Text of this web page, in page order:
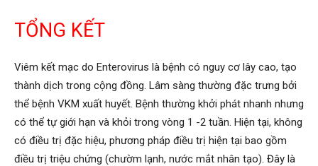
TỔNG KẾT
Viêm kết mạc do Enterovirus là bệnh có nguy cơ lây cao, tạo
thành dịch trong cộng đồng. Lâm sàng thường đặc trưng bởi
thể bệnh VKM xuất huyết. Bệnh thường khởi phát nhanh nhưng
có thể tự giới hạn và khỏi trong vòng 1 -2 tuần. Hiện tại, không
có điều trị đặc hiệu, phương pháp điều trị hiện tại bao gồm
điều trị triệu chứng (chườm lạnh, nước mắt nhân tạo). Đây là